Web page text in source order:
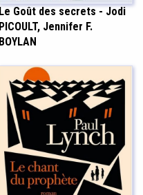
Le Goût des secrets - Jodi
PICOULT, Jennifer F.
BOYLAN